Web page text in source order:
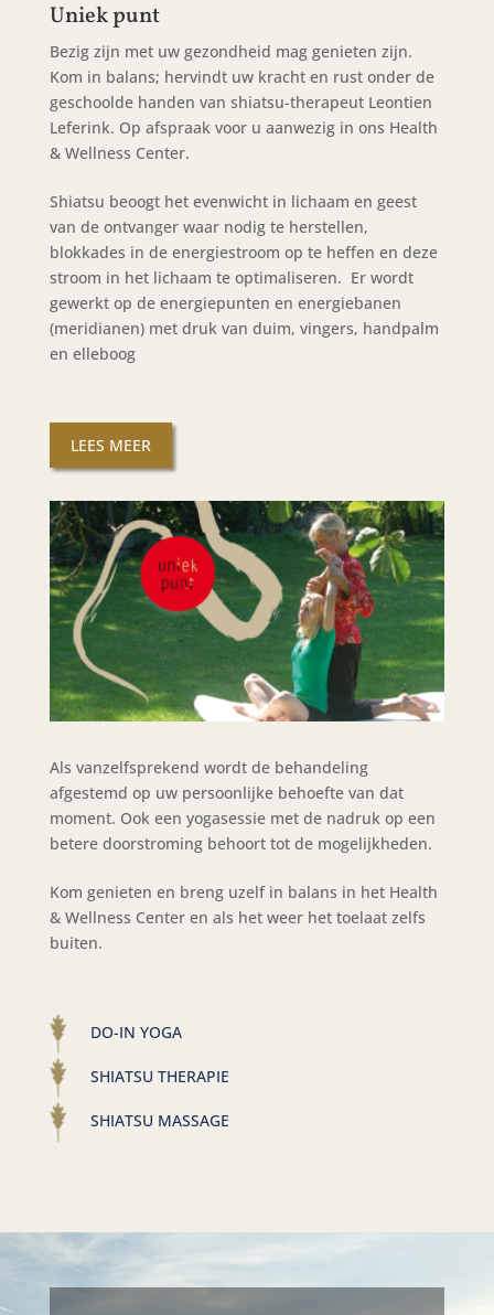
Uniek punt
Bezig zijn met uw gezondheid mag genieten zijn.
Kom in balans; hervindt uw kracht en rust onder de
geschoolde handen van shiatsu-therapeut Leontien
Leferink. Op afspraak voor u aanwezig in ons Health
& Wellness Center.
Shiatsu beoogt het evenwicht in lichaam en geest
van de ontvanger waar nodig te herstellen,
blokkades in de energiestroom op te heffen en deze
stroom in het lichaam te optimaliseren. Er wordt
gewerkt op de energiepunten en energiebanen
(meridianen) met druk van duim, vingers, handpalm
en elleboog
LEES MEER
Als vanzelfsprekend wordt de behandeling
afgestemd op uw persoonlijke behoefte van dat
moment. Ook een yogasessie met de nadruk op een
betere doorstroming behoort tot de mogelijkheden.
Kom genieten en breng uzelf in balans in het Health
& Wellness Center en als het weer het toelaat zelfs
buiten.
DO-IN YOGA
SHIATSU THERAPIE
SHIATSU MASSAGE